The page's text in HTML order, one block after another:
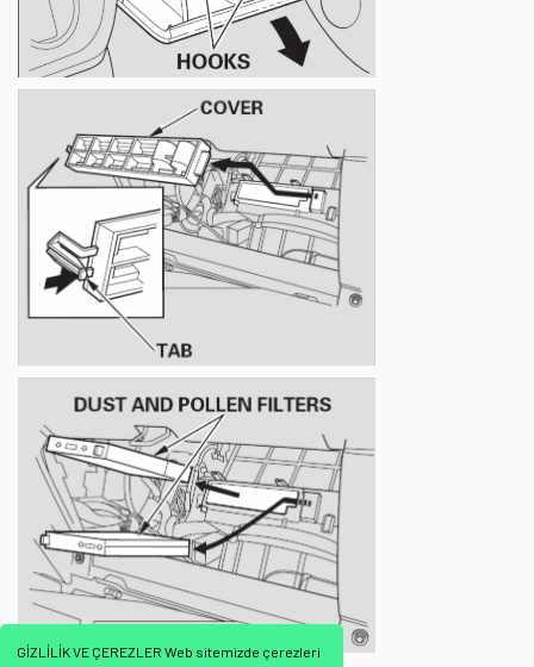
GİZLİLİK VE ÇEREZLER Web sitemizde çerezleri